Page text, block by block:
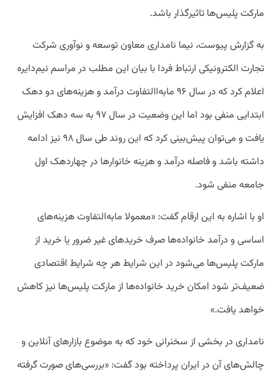
مارکت پلیس‌ها تاثیرگذار باشد.
به گزارش پیوست، نیما نامداری معاون توسعه و نوآوری شرکت
تجارت الکترونیکی ارتباط فردا با بیان این مطلب در مراسم نیم‌دایره
اعلام کرد که در سال ۹۶ مابه‌‌االتفاوت درآمد و هزینه‌های دو دهک
ابتدایی منفی بود اما این وضعیت در سال ۹۷ به سه دهک افزایش
یافت و می‌توان پیش‌بینی کرد که این روند طی سال ۹۸ نیز ادامه
داشته باشد و فاصله درآمد و هزینه خانوارها در چهاردهک اول
جامعه منفی شود.
او با اشاره به این ارقام گفت: «معمولا مابه‌التفاوت هزینه‌های
اساسی و درآمد خانواده‌ها صرف خریدهای غیر ضرور یا خرید از
مارکت پلیس‌ها می‌شود در این شرایط هر چه شرایط اقتصادی
ضعیف‌تر شود امکان خرید خانواده‌ها از مارکت پلیس‌ها نیز کاهش
خواهد یافت.»
نامداری در بخشی از سخنرانی خود که به موضوع بازارهای آنلاین و
چالش‌های آن در ایران پرداخته بود گفت: «بررسی‌های صورت گرفته